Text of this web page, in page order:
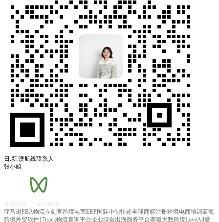
日.新.澳航线联系人
张小姐
友情链接
（ 点击申请 ）:
亚马逊FBA物流立刻查跨境电商ERP 国际小包快递全球商标注册跨境电商培训 蓝海
跨境外贸软件17track物流查询平台企业综合出海服务平台赛狐大数跨境LoveAd爱